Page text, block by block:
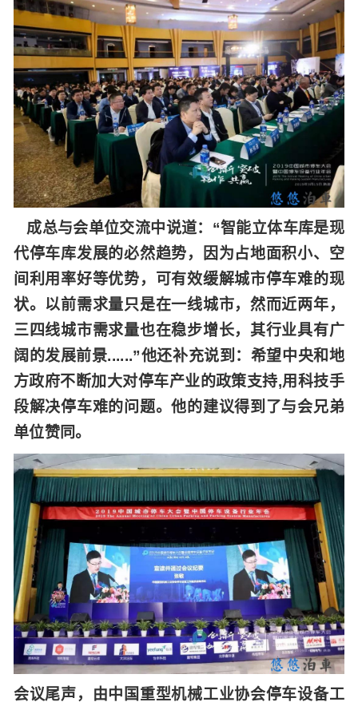
成总与会单位交流中说道：“智能立体车库是现
代停车库发展的必然趋势，因为占地面积小、空
间利用率好等优势，可有效缓解城市停车难的现
状。以前需求量只是在一线城市，然而近两年，
三四线城市需求量也在稳步增长，其行业具有广
阔的发展前景......”他还补充说到：希望中央和地
方政府不断加大对停车产业的政策支持,用科技手
段解决停车难的问题。他的建议得到了与会兄弟
单位赞同。
会议尾声，由中国重型机械工业协会停车设备工